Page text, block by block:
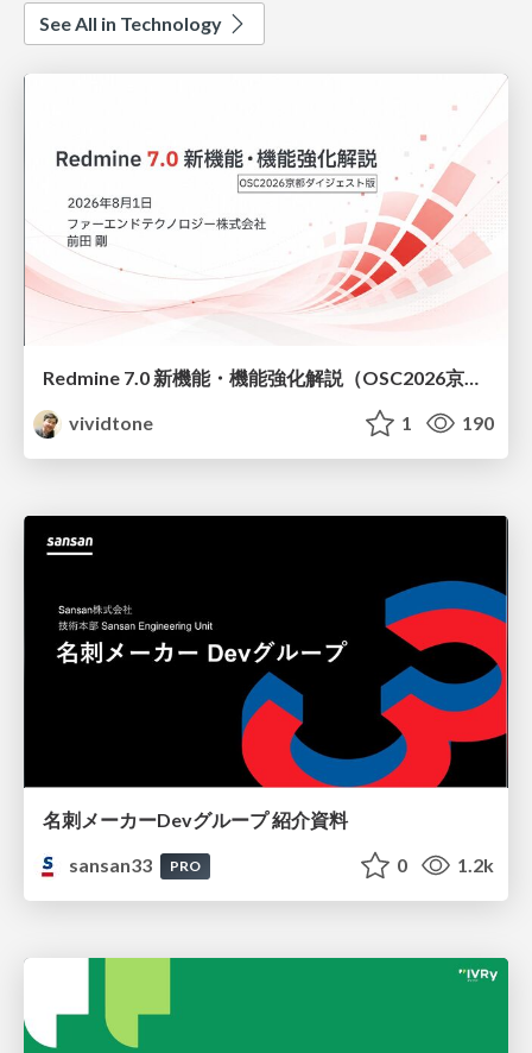
See All in Technology
Redmine 7.0 新機能・機能強化解説（OSC2026京都ダイジェスト版）
vividtone
1 190
名刺メーカーDevグループ 紹介資料
sansan33
PRO 0 1.2k